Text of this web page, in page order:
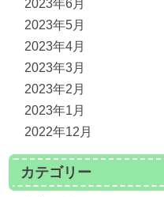
2023年6月
2023年5月
2023年4月
2023年3月
2023年2月
2023年1月
2022年12月
カテゴリー